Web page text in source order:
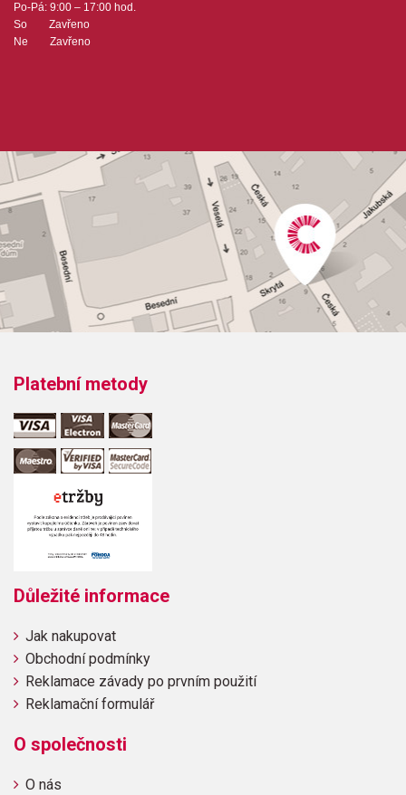
Po-Pá: 9:00 – 17:00 hod.
So Zavřeno
Ne Zavřeno
Platební metody
Důležité informace
Jak nakupovat
Obchodní podmínky
Reklamace závady po prvním použití
Reklamační formulář
O společnosti
O nás